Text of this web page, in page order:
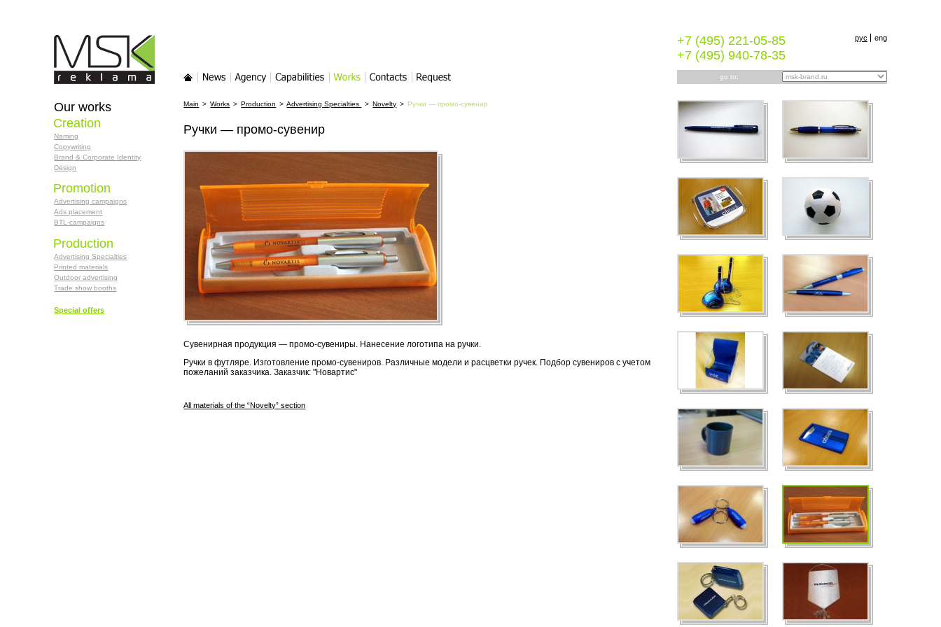
MSK-reklama pyc eng
+7 (495) 221-05-85
+7 (495) 940-78-35
go to:
Main > Works > Production > Advertising Specialties > Novelty > Ручки — промо-сувенир
Ручки — промо-сувенир
Сувенирная продукция — промо-сувениры. Нанесение логотипа на ручки.
Ручки в футляре. Изготовление промо-сувениров. Различные модели и расцветки ручек. Подбор сувениров с учетом
пожеланий заказчика. Заказчик: "Новартис"
All materials of the “Novelty” section
Our works
Creation
Naming
Copywriting
Brand & Corporate Identity
Design
Promotion
Advertising campaigns
Ads placement
BTL-campaigns
Production
Advertising Specialties
Printed materials
Outdoor advertising
Trade show booths
Special offers